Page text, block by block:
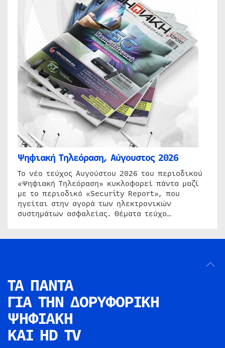
Ψηφιακή Τηλεόραση, Αύγουστος 2026
Το νέο τεύχος Αυγούστου 2026 του περιοδικού
«Ψηφιακή Τηλεόραση» κυκλοφορεί πάντα μαζί
με το περιοδικό «Security Report», που
ηγείται στην αγορά των ηλεκτρονικών
συστημάτων ασφαλείας. Θέματα τεύχο…
ΤΑ ΠΑΝΤΑ
ΓΙΑ ΤΗΝ ΔΟΡΥΦΟΡΙΚΗ
ΨΗΦΙΑΚΗ
ΚΑΙ HD TV